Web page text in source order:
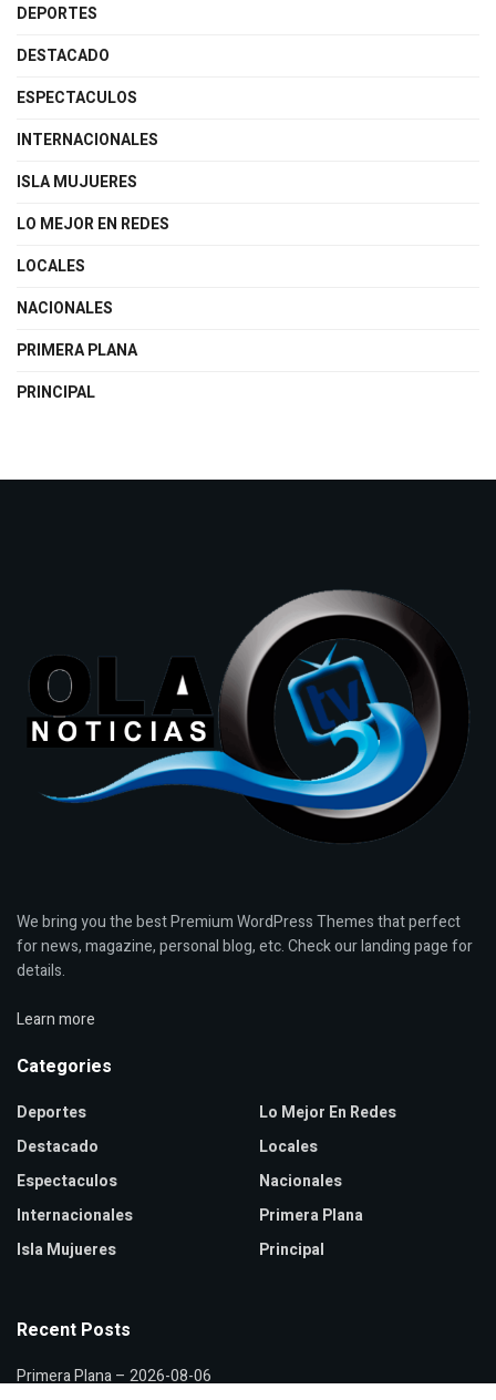
DEPORTES
DESTACADO
ESPECTACULOS
INTERNACIONALES
ISLA MUJUERES
LO MEJOR EN REDES
LOCALES
NACIONALES
PRIMERA PLANA
PRINCIPAL
We bring you the best Premium WordPress Themes that perfect
for news, magazine, personal blog, etc. Check our landing page for
details.
Learn more
Categories
Deportes
Destacado
Espectaculos
Internacionales
Isla Mujueres
Lo Mejor En Redes
Locales
Nacionales
Primera Plana
Principal
Recent Posts
Primera Plana – 2026-08-06